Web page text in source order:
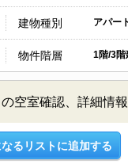
建物種別 アパー
物件階層 1階/3階
空室確認、詳細情
るリストに追加する